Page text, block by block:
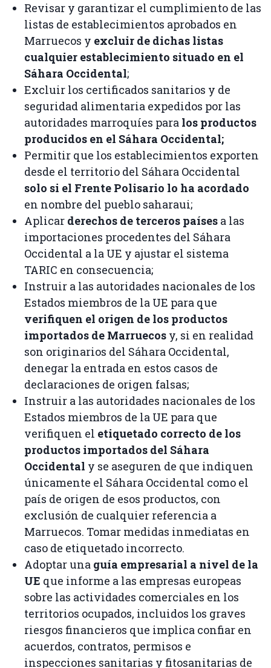
Revisar y garantizar el cumplimiento de las
listas de establecimientos aprobados en
Marruecos y excluir de dichas listas
cualquier establecimiento situado en el
Sáhara Occidental;
Excluir los certificados sanitarios y de
seguridad alimentaria expedidos por las
autoridades marroquíes para los productos
producidos en el Sáhara Occidental;
Permitir que los establecimientos exporten
desde el territorio del Sáhara Occidental
solo si el Frente Polisario lo ha acordado
en nombre del pueblo saharaui;
Aplicar derechos de terceros países a las
importaciones procedentes del Sáhara
Occidental a la UE y ajustar el sistema
TARIC en consecuencia;
Instruir a las autoridades nacionales de los
Estados miembros de la UE para que
verifiquen el origen de los productos
importados de Marruecos y, si en realidad
son originarios del Sáhara Occidental,
denegar la entrada en estos casos de
declaraciones de origen falsas;
Instruir a las autoridades nacionales de los
Estados miembros de la UE para que
verifiquen el etiquetado correcto de los
productos importados del Sáhara
Occidental y se aseguren de que indiquen
únicamente el Sáhara Occidental como el
país de origen de esos productos, con
exclusión de cualquier referencia a
Marruecos. Tomar medidas inmediatas en
caso de etiquetado incorrecto.
Adoptar una guía empresarial a nivel de la
UE que informe a las empresas europeas
sobre las actividades comerciales en los
territorios ocupados, incluidos los graves
riesgos financieros que implica confiar en
acuerdos, contratos, permisos e
inspecciones sanitarias y fitosanitarias de